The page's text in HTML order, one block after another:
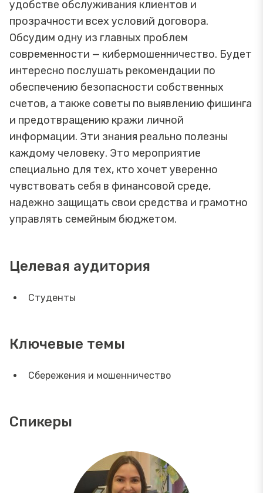
удобстве обслуживания клиентов и
прозрачности всех условий договора.
Обсудим одну из главных проблем
современности — кибермошенничество. Будет
интересно послушать рекомендации по
обеспечению безопасности собственных
счетов, а также советы по выявлению фишинга
и предотвращению кражи личной
информации. Эти знания реально полезны
каждому человеку. Это мероприятие
специально для тех, кто хочет уверенно
чувствовать себя в финансовой среде,
надежно защищать свои средства и грамотно
управлять семейным бюджетом.
Целевая аудитория
Студенты
Ключевые темы
Сбережения и мошенничество
Спикеры